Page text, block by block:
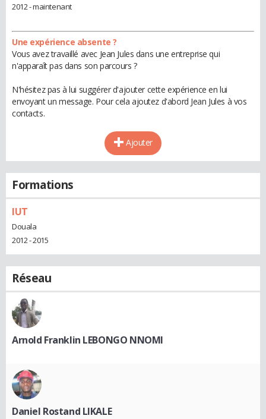
2012 - maintenant
Une expérience absente ?
Vous avez travaillé avec Jean Jules dans une entreprise qui
n'apparaît pas dans son parcours ?
N'hésitez pas à lui suggérer d'ajouter cette expérience en lui
envoyant un message. Pour cela ajoutez d'abord Jean Jules à vos
contacts.
Ajouter
Formations
IUT
Douala
2012 - 2015
Réseau
Arnold Franklin LEBONGO NNOMI
Daniel Rostand LIKALE